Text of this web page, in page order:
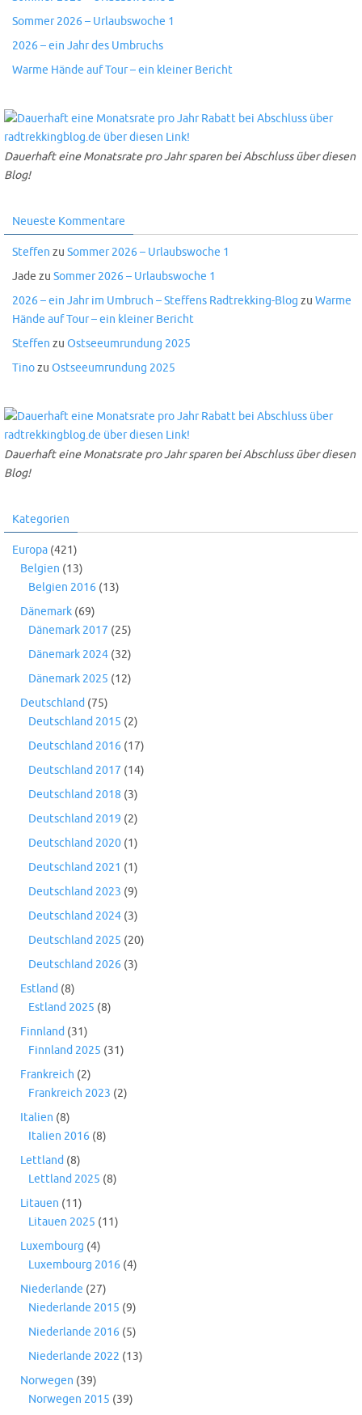
Sommer 2026 – Urlaubswoche 1
2026 – ein Jahr des Umbruchs
Warme Hände auf Tour – ein kleiner Bericht
Dauerhaft eine Monatsrate pro Jahr sparen bei Abschluss über diesen
Blog!
Neueste Kommentare
Steffen zu Sommer 2026 – Urlaubswoche 1
Jade zu Sommer 2026 – Urlaubswoche 1
2026 – ein Jahr im Umbruch – Steffens Radtrekking-Blog zu Warme
Hände auf Tour – ein kleiner Bericht
Steffen zu Ostseeumrundung 2025
Tinozu Ostseeumrundung 2025
Dauerhaft eine Monatsrate pro Jahr sparen bei Abschluss über diesen
Blog!
Kategorien
Europa (421)
Belgien (13)
Belgien 2016 (13)
Dänemark (69)
Dänemark 2017 (25)
Dänemark 2024 (32)
Dänemark 2025 (12)
Deutschland (75)
Deutschland 2015 (2)
Deutschland 2016 (17)
Deutschland 2017 (14)
Deutschland 2018 (3)
Deutschland 2019 (2)
Deutschland 2020 (1)
Deutschland 2021 (1)
Deutschland 2023 (9)
Deutschland 2024 (3)
Deutschland 2025 (20)
Deutschland 2026 (3)
Estland (8)
Estland 2025 (8)
Finnland (31)
Finnland 2025 (31)
Frankreich (2)
Frankreich 2023 (2)
Italien (8)
Italien 2016 (8)
Lettland (8)
Lettland 2025 (8)
Litauen (11)
Litauen 2025 (11)
Luxembourg (4)
Luxembourg 2016 (4)
Niederlande (27)
Niederlande 2015 (9)
Niederlande 2016 (5)
Niederlande 2022 (13)
Norwegen (39)
Norwegen 2015 (39)